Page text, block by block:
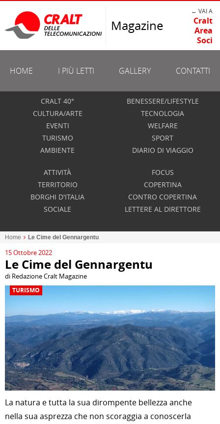
Magazine
← VAI A
Cralt
Area
Soci
HOME I PIÙ LETTI GALLERY CONTATTI
CRALT 40°
CULTURA/ARTE
EVENTI
TURISMO
AMBIENTE
BENESSERE/LIFESTYLE
TECNOLOGIA
WELFARE
SPORT
DIARIO DI VIAGGIO
ATTIVITÀ
TERRITORIO
BORGHI D'ITALIA
SOCIALE
FOCUS
COPERTINA
CONTRO COPERTINA
LETTERE AL DIRETTORE
Home Le Cime del Gennargentu
15 Ottobre 2022
Le Cime del Gennargentu
di Redazione Cralt Magazine
TURISMO
La natura e tutta la sua dirompente bellezza anche
nella sua asprezza che non scoraggia a conoscerla